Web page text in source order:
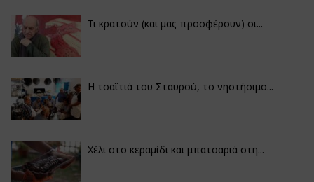
Τι κρατούν (και μας προσφέρουν) οι...
Η τσαϊτιά του Σταυρού, το νηστήσιμο...
Χέλι στο κεραμίδι και μπατσαριά στη...